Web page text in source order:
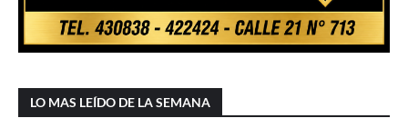
LO MAS LEÍDO DE LA SEMANA